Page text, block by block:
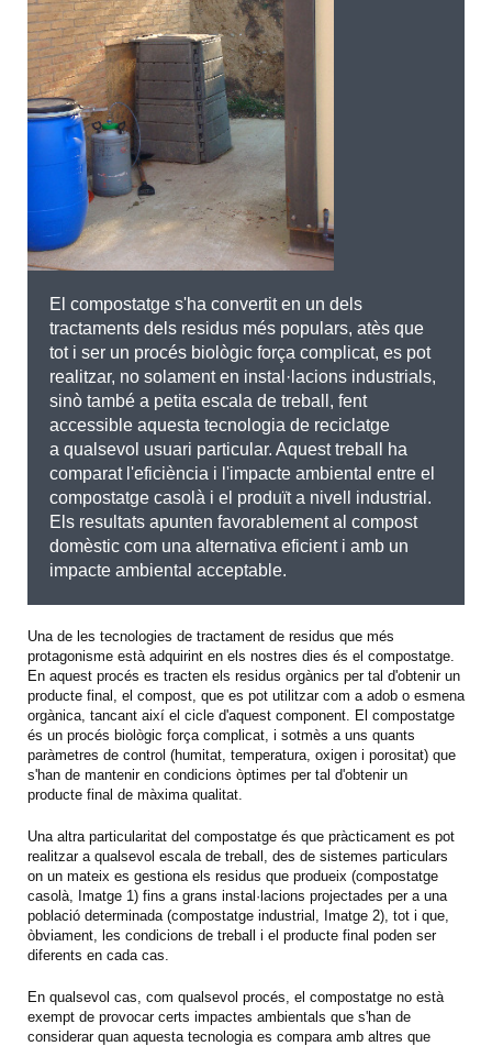
El compostatge s'ha convertit en un dels
tractaments dels residus més populars, atès que
tot i ser un procés biològic força complicat, es pot
realitzar, no solament en instal·lacions industrials,
sinò també a petita escala de treball, fent
accessible aquesta tecnologia de reciclatge
a qualsevol usuari particular. Aquest treball ha
comparat l'eficiència i l'impacte ambiental entre el
compostatge casolà i el produït a nivell industrial.
Els resultats apunten favorablement al compost
domèstic com una alternativa eficient i amb un
impacte ambiental acceptable.
Una de les tecnologies de tractament de residus que més
protagonisme està adquirint en els nostres dies és el compostatge.
En aquest procés es tracten els residus orgànics per tal d'obtenir un
producte final, el compost, que es pot utilitzar com a adob o esmena
orgànica, tancant així el cicle d'aquest component. El compostatge
és un procés biològic força complicat, i sotmès a uns quants
paràmetres de control (humitat, temperatura, oxigen i porositat) que
s'han de mantenir en condicions òptimes per tal d'obtenir un
producte final de màxima qualitat.
Una altra particularitat del compostatge és que pràcticament es pot
realitzar a qualsevol escala de treball, des de sistemes particulars
on un mateix es gestiona els residus que produeix (compostatge
casolà, Imatge 1) fins a grans instal·lacions projectades per a una
població determinada (compostatge industrial, Imatge 2), tot i que,
òbviament, les condicions de treball i el producte final poden ser
diferents en cada cas.
En qualsevol cas, com qualsevol procés, el compostatge no està
exempt de provocar certs impactes ambientals que s'han de
considerar quan aquesta tecnologia es compara amb altres que